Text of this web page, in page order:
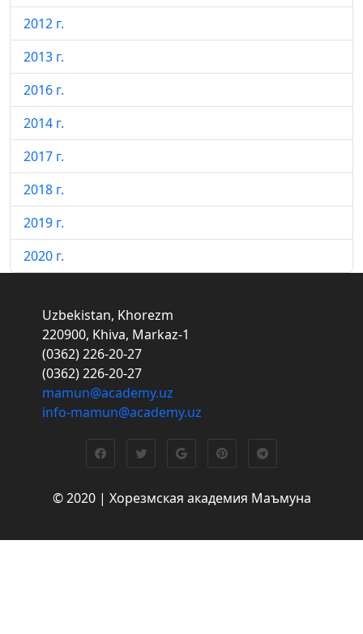
2012 г.
2013 г.
2016 г.
2014 г.
2017 г.
2018 г.
2019 г.
2020 г.
Uzbekistan, Khorezm
220900, Khiva, Markaz-1
(0362) 226-20-27
(0362) 226-20-27
mamun@academy.uz
info-mamun@academy.uz
© 2020 | Хорезмская академия Маъмуна